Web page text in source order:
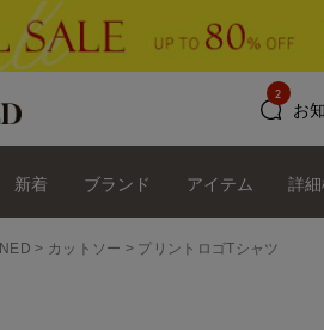
お
2
新着 ブランド アイテム 詳
INED カットソー プリントロゴTシャツ